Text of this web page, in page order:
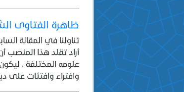
ظاهرة الفتاوى
تناولنا في المقالة
أراد تقلد هذا المنصب
علومه المختلفة ،
وافتراء وافتئات على